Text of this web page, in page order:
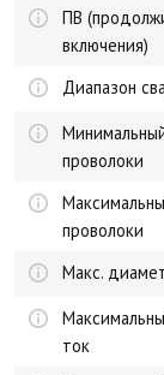
ПВ
включения)
Диапазон
проволоки
проволоки
Макс.
ток